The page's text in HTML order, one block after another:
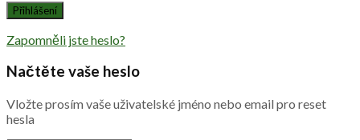
Zapomněli jste heslo?
Načtěte vaše heslo
Vložte prosím vaše uživatelské jméno nebo email pro reset
hesla